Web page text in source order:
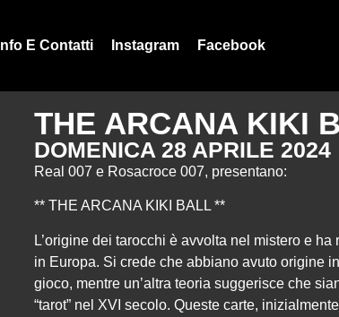
Info E Contatti Instagram Facebook
THE ARCANA KIKI
DOMENICA 28 APRILE 2024
Real 007 e Rosacroce 007, presentano:
** THE ARCANA KIKI BALL **
L’origine dei tarocchi è avvolta nel mistero e
in Europa. Si crede che abbiano avuto origine
gioco, mentre un’altra teoria suggerisce che
“tarot” nel XVI secolo. Queste carte,